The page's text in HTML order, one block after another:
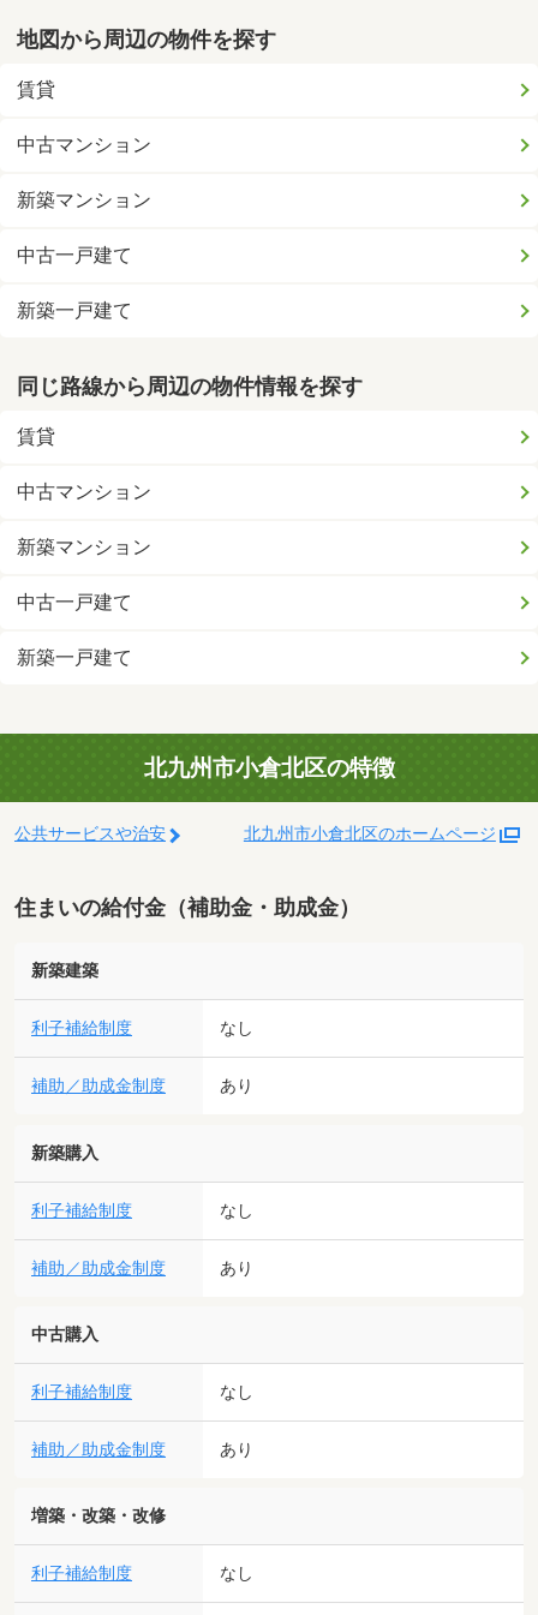
地図から周辺の物件を探す
賃貸
中古マンション
新築マンション
中古一戸建て
新築一戸建て
同じ路線から周辺の物件情報を探す
賃貸
中古マンション
新築マンション
中古一戸建て
新築一戸建て
北九州市小倉北区の特徴
公共サービスや治安 北九州市小倉北区のホームページ
住まいの給付金（補助金・助成金）
新築建築
利子補給制度 なし
補助／助成金制度 あり
新築購入
利子補給制度 なし
補助／助成金制度 あり
中古購入
利子補給制度 なし
補助／助成金制度 あり
増築・改築・改修
利子補給制度 なし